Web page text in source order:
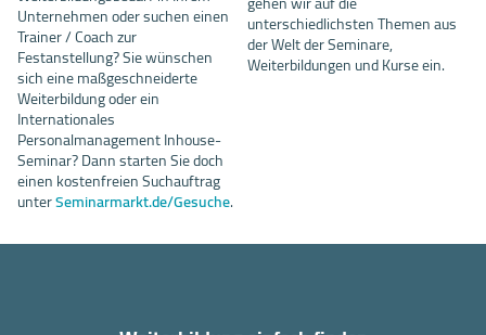
Unternehmen oder suchen einen
Trainer / Coach zur
Festanstellung? Sie wünschen
sich eine maßgeschneiderte
Weiterbildung oder ein
Internationales
Personalmanagement Inhouse-
Seminar? Dann starten Sie doch
einen kostenfreien Suchauftrag
unterSeminarmarkt.de/Gesuche.
unterschiedlichsten Themen aus
der Welt der Seminare,
Weiterbildungen und Kurse ein.